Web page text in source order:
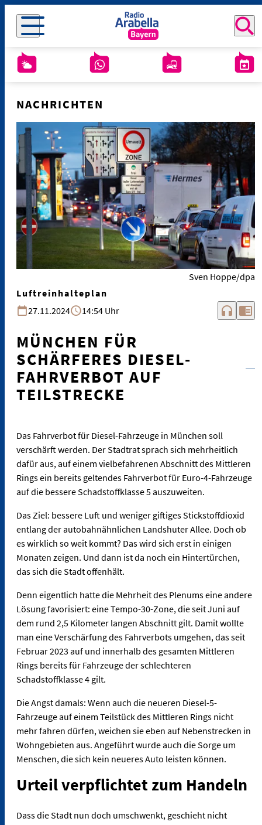
NACHRICHTEN
Sven Hoppe/dpa
Luftreinhalteplan
27.11.2024
14:54 Uhr headphones chrome_reader_mode
MÜNCHEN FÜR
SCHÄRFERES DIESEL-
FAHRVERBOT AUF
TEILSTRECKE
Das Fahrverbot für Diesel-Fahrzeuge in München soll
verschärft werden. Der Stadtrat sprach sich mehrheitlich
dafür aus, auf einem vielbefahrenen Abschnitt des Mittleren
Rings ein bereits geltendes Fahrverbot für Euro-4-Fahrzeuge
auf die bessere Schadstoffklasse 5 auszuweiten.
Das Ziel: bessere Luft und weniger giftiges Stickstoffdioxid
entlang der autobahnähnlichen Landshuter Allee. Doch ob
es wirklich so weit kommt? Das wird sich erst in einigen
Monaten zeigen. Und dann ist da noch ein Hintertürchen,
das sich die Stadt offenhält.
Denn eigentlich hatte die Mehrheit des Plenums eine andere
Lösung favorisiert: eine Tempo-30-Zone, die seit Juni auf
dem rund 2,5 Kilometer langen Abschnitt gilt. Damit wollte
man eine Verschärfung des Fahrverbots umgehen, das seit
Februar 2023 auf und innerhalb des gesamten Mittleren
Rings bereits für Fahrzeuge der schlechteren
Schadstoffklasse 4 gilt.
Die Angst damals: Wenn auch die neueren Diesel-5-
Fahrzeuge auf einem Teilstück des Mittleren Rings nicht
mehr fahren dürfen, weichen sie eben auf Nebenstrecken in
Wohngebieten aus. Angeführt wurde auch die Sorge um
Menschen, die sich kein neueres Auto leisten können.
Urteil verpflichtet zum Handeln
Dass die Stadt nun doch umschwenkt, geschieht nicht